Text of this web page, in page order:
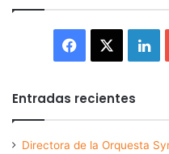
Facebook
Entradas recientes
Directora de la Orquesta